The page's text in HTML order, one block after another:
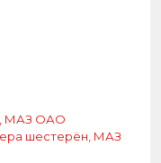
МАЗ ОАО
шестерён, МАЗ